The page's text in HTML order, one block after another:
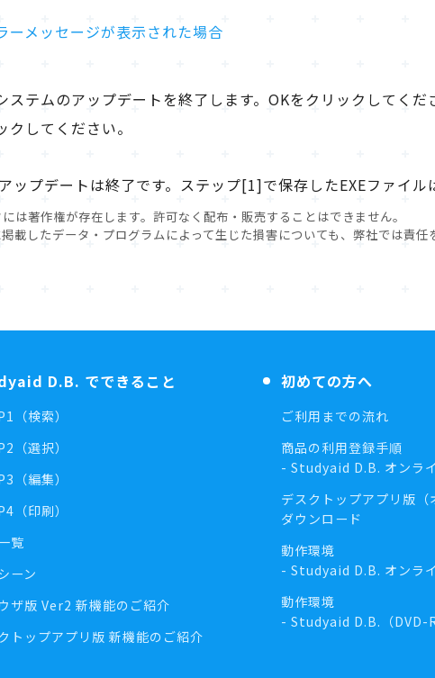
ーメッセージが表示された場合
ステムのアップデートを終了します。OKをクリックしてく
クしてください。
ップデートは終了です。ステップ[1]で保存したEXEファイル
は著作権が存在します。許可なく配布・販売することはできません。
載したデータ・プログラムによって生じた損害についても、弊社では責任
D.B. でできること
（検索）
（選択）
（編集）
（印刷）
覧
ーン
ザ版 Ver2 新機能のご紹介
トップアプリ版 新機能のご紹介
初めての方へ
ご利用までの流れ
商品の利用登録手順
- Studyaid D.B. オンラ
デスクトップアプリ版（
ダウンロード
動作環境
- Studyaid D.B. オンラ
動作環境
- Studyaid D.B.（DVD-